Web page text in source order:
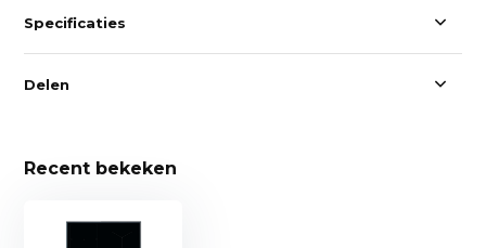
Specificaties
Delen
Recent bekeken